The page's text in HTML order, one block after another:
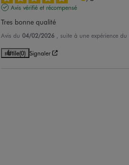
Avis vérifié et récompensé
Tres bonne qualité
Avis du 04/02/2026 , suite à une expérience du
Utile(0) Signaler